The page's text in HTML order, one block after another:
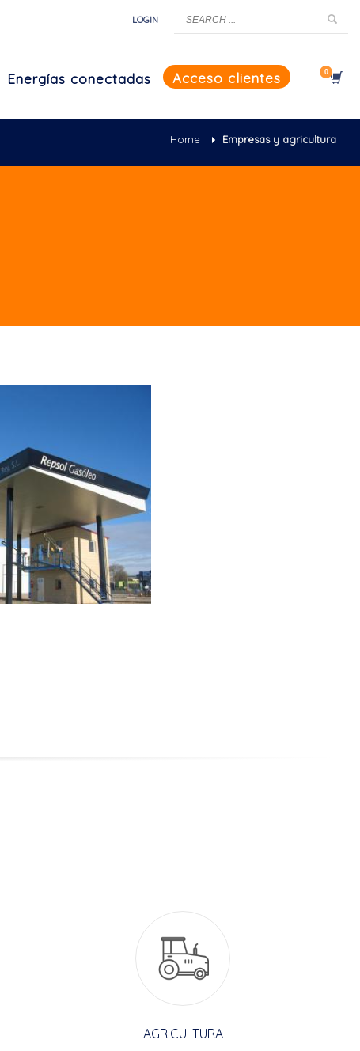
LOGIN
Energías conectadas Acceso clientes
Home Empresas y agricultura
AGRICULTURA